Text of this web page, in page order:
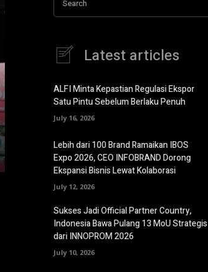
Search
Latest articles
ALFI Minta Kepastian Regulasi Ekspor
Satu Pintu Sebelum Berlaku Penuh
July 16, 2026
Lebih dari 100 Brand Ramaikan IBOS
Expo 2026, CEO INFOBRAND Dorong
Ekspansi Bisnis Lewat Kolaborasi
July 12, 2026
Sukses Jadi Official Partner Country,
Indonesia Bawa Pulang 13 MoU Strategis
dari INNOPROM 2026
July 10, 2026